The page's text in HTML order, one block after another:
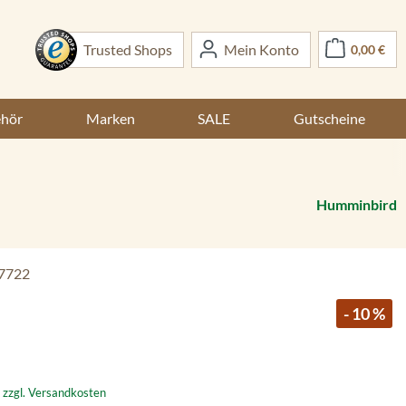
Trusted Shops Mein Konto 0,00 €
Marken SALE Gutscheine
Humminbird
- 10 %
Versandkosten